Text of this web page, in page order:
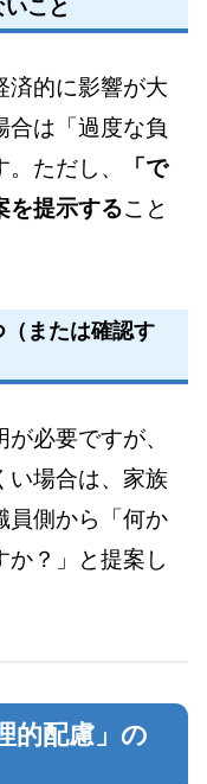
こと
済的に影響が大
合は「過度な負
ただし、
「で
を提示すること
または確認す
必要ですが、
い場合は、家族
員側から「何か
か？」と提案し
的配慮」の